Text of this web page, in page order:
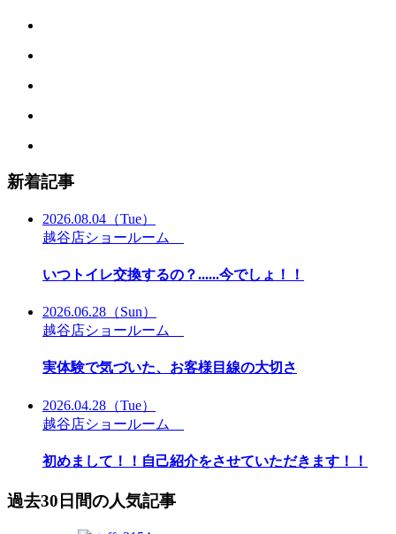
新着記事
2026.08.04 （Tue）
越谷店ショールーム
いつトイレ交換するの？......今でしょ！！
2026.06.28 （Sun）
越谷店ショールーム
実体験で気づいた、お客様目線の大切さ
2026.04.28 （Tue）
越谷店ショールーム
初めまして！！自己紹介をさせていただきます！！
過去30日間の人気記事